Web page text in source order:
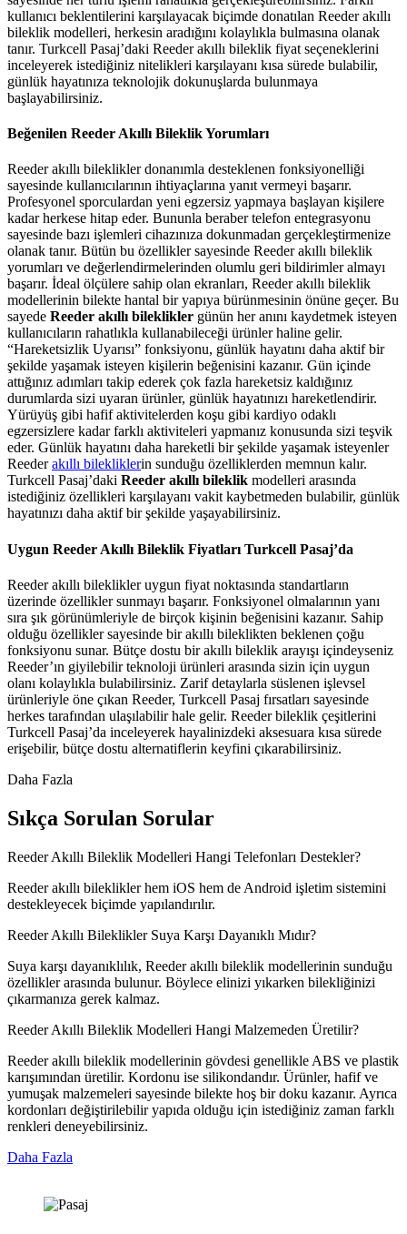
kullanıcı beklentilerini karşılayacak biçimde donatılan Reeder akıllı
bileklik modelleri, herkesin aradığını kolaylıkla bulmasına olanak
tanır. Turkcell Pasaj’daki Reeder akıllı bileklik fiyat seçeneklerini
inceleyerek istediğiniz nitelikleri karşılayanı kısa sürede bulabilir,
günlük hayatınıza teknolojik dokunuşlarda bulunmaya
başlayabilirsiniz.
Beğenilen Reeder Akıllı Bileklik Yorumları
Reeder akıllı bileklikler donanımla desteklenen fonksiyonelliği
sayesinde kullanıcılarının ihtiyaçlarına yanıt vermeyi başarır.
Profesyonel sporculardan yeni egzersiz yapmaya başlayan kişilere
kadar herkese hitap eder. Bununla beraber telefon entegrasyonu
sayesinde bazı işlemleri cihazınıza dokunmadan gerçekleştirmenize
olanak tanır. Bütün bu özellikler sayesinde Reeder akıllı bileklik
yorumları ve değerlendirmelerinden olumlu geri bildirimler almayı
başarır. İdeal ölçülere sahip olan ekranları, Reeder akıllı bileklik
modellerinin bilekte hantal bir yapıya bürünmesinin önüne geçer. Bu
sayede Reeder akıllı bileklikler günün her anını kaydetmek isteyen
kullanıcıların rahatlıkla kullanabileceği ürünler haline gelir.
“Hareketsizlik Uyarısı” fonksiyonu, günlük hayatını daha aktif bir
şekilde yaşamak isteyen kişilerin beğenisini kazanır. Gün içinde
attığınız adımları takip ederek çok fazla hareketsiz kaldığınız
durumlarda sizi uyaran ürünler, günlük hayatınızı hareketlendirir.
Yürüyüş gibi hafif aktivitelerden koşu gibi kardiyo odaklı
egzersizlere kadar farklı aktiviteleri yapmanız konusunda sizi teşvik
eder. Günlük hayatını daha hareketli bir şekilde yaşamak isteyenler
Reederakıllı bileklikler​in sunduğu özelliklerden memnun kalır.
Turkcell Pasaj’daki Reeder akıllı bileklik modelleri arasında
istediğiniz özellikleri karşılayanı vakit kaybetmeden bulabilir, günlük
hayatınızı daha aktif bir şekilde yaşayabilirsiniz.
Uygun Reeder Akıllı Bileklik Fiyatları Turkcell Pasaj’da
Reeder akıllı bileklikler uygun fiyat noktasında standartların
üzerinde özellikler sunmayı başarır. Fonksiyonel olmalarının yanı
sıra şık görünümleriyle de birçok kişinin beğenisini kazanır. Sahip
olduğu özellikler sayesinde bir akıllı bileklikten beklenen çoğu
fonksiyonu sunar. Bütçe dostu bir akıllı bileklik arayışı içindeyseniz
Reeder’ın giyilebilir teknoloji ürünleri arasında sizin için uygun
olanı kolaylıkla bulabilirsiniz. Zarif detaylarla süslenen işlevsel
ürünleriyle öne çıkan Reeder, Turkcell Pasaj fırsatları sayesinde
herkes tarafından ulaşılabilir hale gelir. Reeder bileklik çeşitlerini
Turkcell Pasaj’da inceleyerek hayalinizdeki aksesuara kısa sürede
erişebilir, bütçe dostu alternatiflerin keyfini çıkarabilirsiniz.
Daha Fazla
Sıkça Sorulan Sorular
Reeder Akıllı Bileklik Modelleri Hangi Telefonları Destekler?
Reeder akıllı bileklikler hem iOS hem de Android işletim sistemini
destekleyecek biçimde yapılandırılır.
Reeder Akıllı Bileklikler Suya Karşı Dayanıklı Mıdır?
Suya karşı dayanıklılık, Reeder akıllı bileklik modellerinin sunduğu
özellikler arasında bulunur. Böylece elinizi yıkarken bilekliğinizi
çıkarmanıza gerek kalmaz.
Reeder Akıllı Bileklik Modelleri Hangi Malzemeden Üretilir?
Reeder akıllı bileklik modellerinin gövdesi genellikle ABS ve plastik
karışımından üretilir. Kordonu ise silikondandır. Ürünler, hafif ve
yumuşak malzemeleri sayesinde bilekte hoş bir doku kazanır. Ayrıca
kordonları değiştirilebilir yapıda olduğu için istediğiniz zaman farklı
renkleri deneyebilirsiniz.
Daha Fazla